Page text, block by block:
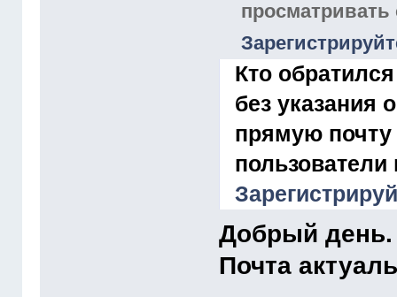
Кто
без указания
прямую почту
Добрый день.
Почта